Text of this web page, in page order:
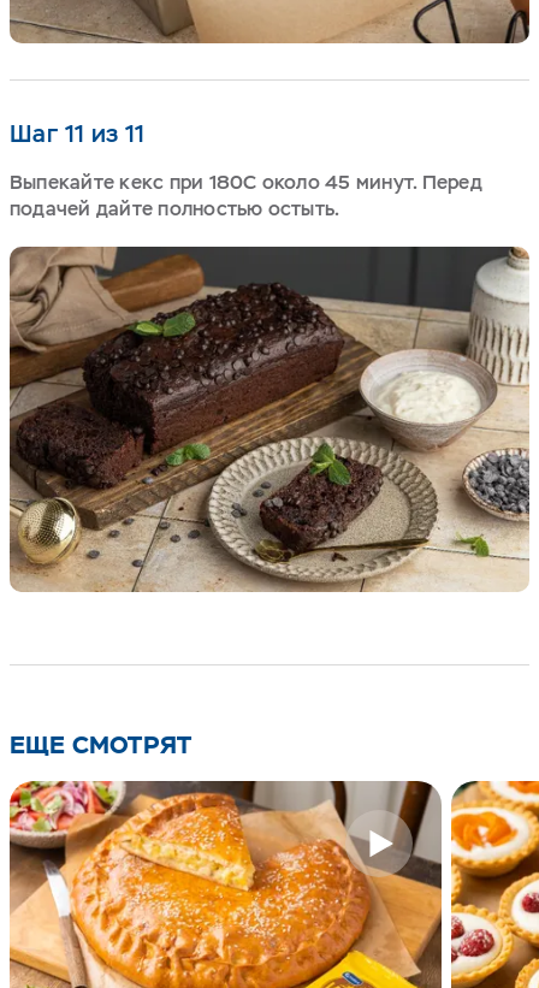
Шаг 11 из 11
Выпекайте кекс при 180С около 45 минут. Перед
подачей дайте полностью остыть.
ЕЩЕ СМОТРЯТ